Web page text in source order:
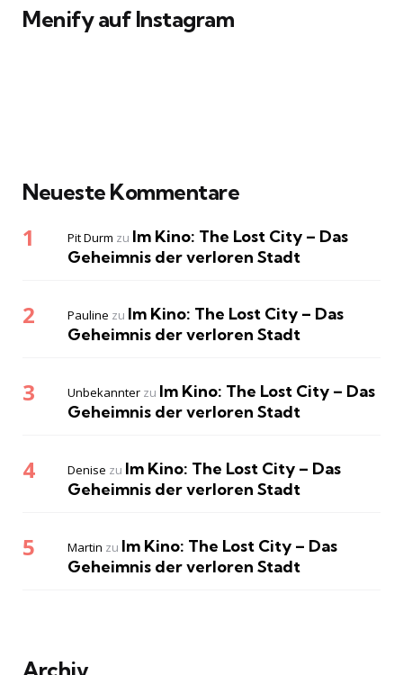
Menify auf Instagram
Neueste Kommentare
Pit Durm zu Im Kino: The Lost City – Das
Geheimnis der verloren Stadt
Pauline zu Im Kino: The Lost City – Das
Geheimnis der verloren Stadt
Unbekannter zu Im Kino: The Lost City – Das
Geheimnis der verloren Stadt
Denise zu Im Kino: The Lost City – Das
Geheimnis der verloren Stadt
Martin zu Im Kino: The Lost City – Das
Geheimnis der verloren Stadt
Archiv